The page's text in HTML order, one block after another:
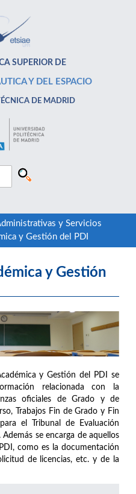
SUPERIOR DE
Y DEL ESPACIO
DE MADRID
y Servicios
y Gestión del PDI
y Gestión
y Gestión del PDI se
relacionada con la
oficiales de Grado y de
Trabajos Fin de Grado y Fin
el Tribunal de Evaluación
se encarga de aquellos
como es la documentación
de licencias, etc. y de la